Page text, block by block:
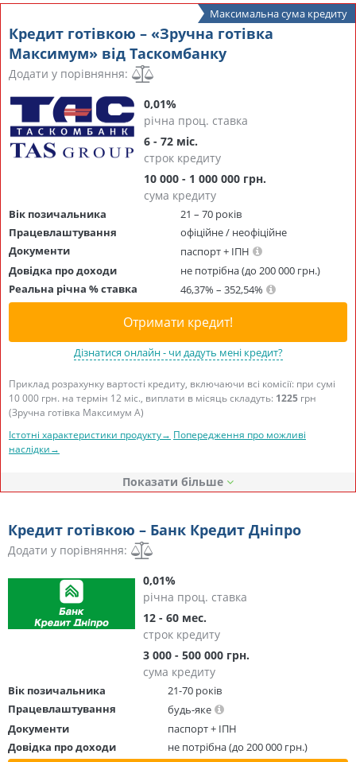
Максимальна сума кредиту
Кредит готівкою – «Зручна готівка
Максимум» від Таскомбанку
Додати у порівняння:
0,01%
річна проц. ставка
6 - 72 міс.
строк кредиту
10 000 - 1 000 000 грн.
сума кредиту
Вік позичальника
21 – 70 років
Працевлаштування
офіційне / неофіційне
Документи
паспорт + ІПН
Довідка про доходи
не потрібна (до 200 000 грн.)
Реальна річна % ставка
46,37% – 352,54%
Отримати кредит!
Дізнатися онлайн - чи дадуть мені кредит?
Приклад розрахунку вартості кредиту, включаючи всі комісії: при сумі
10 000 грн. на термін 12 міс., виплати в місяць складуть: 1225 грн
(Зручна готівка Максимум А)
Істотні характеристики продукту→ Попередження про можливі
наслідки→
Показати
Кредит готівкою – Банк Кредит Дніпро
Додати у порівняння:
0,01%
річна проц. ставка
12 - 60 мес.
строк кредиту
3 000 - 500 000 грн.
сума кредиту
Вік позичальника
21-70 років
Працевлаштування
будь-яке
Документи
паспорт + ІПН
Довідка про доходи
не потрібна (до 200 000 грн.)